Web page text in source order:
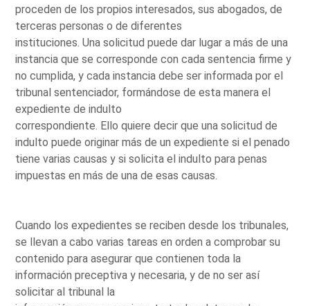
proceden de los propios interesados, sus abogados, de
terceras personas o de diferentes
instituciones. Una solicitud puede dar lugar a más de una
instancia que se corresponde con cada sentencia firme y
no cumplida, y cada instancia debe ser informada por el
tribunal sentenciador, formándose de esta manera el
expediente de indulto
correspondiente. Ello quiere decir que una solicitud de
indulto puede originar más de un expediente si el penado
tiene varias causas y si solicita el indulto para penas
impuestas en más de una de esas causas.
Cuando los expedientes se reciben desde los tribunales,
se llevan a cabo varias tareas en orden a comprobar su
contenido para asegurar que contienen toda la
información preceptiva y necesaria, y de no ser así
solicitar al tribunal la